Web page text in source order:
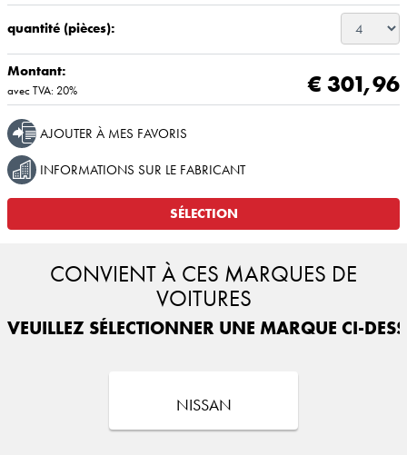
quantité (pièces):
Montant:
avec TVA: 20% € 301,96
AJOUTER À MES FAVORIS
INFORMATIONS SUR LE FABRICANT
SÉLECTION
CONVIENT À CES MARQUES DE
VOITURES
VEUILLEZ SÉLECTIONNER UNE MARQUE CI-
NISSAN